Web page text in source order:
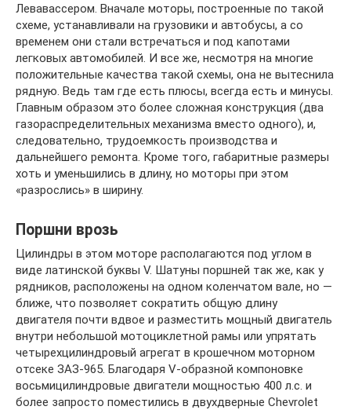
Левавассером. Вначале моторы, построенные по такой
схеме, устанавливали на грузовики и автобусы, а со
временем они стали встречаться и под капотами
легковых автомобилей. И все же, несмотря на многие
положительные качества такой схемы, она не вытеснила
рядную. Ведь там где есть плюсы, всегда есть и минусы.
Главным образом это более сложная конструкция (два
газораспределительных механизма вместо одного), и,
следовательно, трудоемкость производства и
дальнейшего ремонта. Кроме того, габаритные размеры
хоть и уменьшились в длину, но моторы при этом
«разрослись» в ширину.
Поршни врозь
Цилиндры в этом моторе располагаются под углом в
виде латинской буквы V. Шатуны поршней так же, как у
рядников, расположены на одном коленчатом вале, но —
ближе, что позволяет сократить общую длину
двигателя почти вдвое и разместить мощный двигатель
внутри небольшой мотоциклетной рамы или упрятать
четырехцилиндровый агрегат в крошечном моторном
отсеке ЗАЗ-965. Благодаря V-образной компоновке
восьмицилиндровые двигатели мощностью 400 л.с. и
более запросто поместились в двухдверные Chevrolet